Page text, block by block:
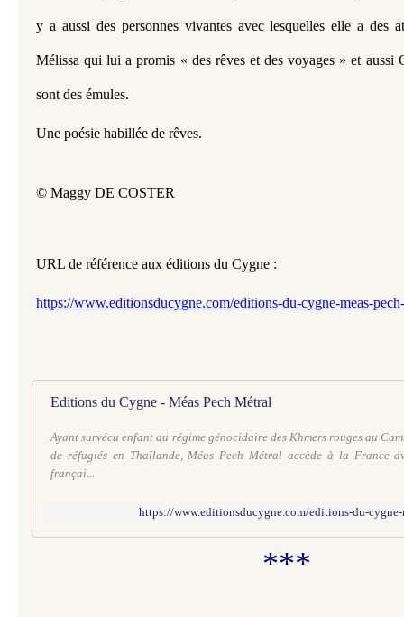
y a aussi des personnes vivantes avec lesquelles elle a des
Mélissa qui lui a promis « des rêves et des voyages » et aussi
sont des émules.
Une poésie habillée de rêves.
© Maggy DE COSTER
URL de référence aux éditions du Cygne :
https://www.editionsducygne.com/editions-du-cygne-meas-
Editions du Cygne - Méas Pech Métral
Ayant survécu enfant au régime génocidaire des Khmers rouges au
de réfugiés en Thaïlande, Méas Pech Métral accède à la France
françai...
https://www.editionsducygne.com/editions-du-cygne-
***